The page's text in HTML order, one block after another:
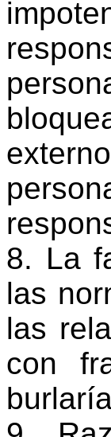
8. La
las
las
con